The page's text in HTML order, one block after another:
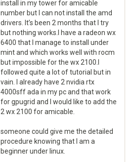
install in my tower for amicable
number but I can not install the amd
drivers. It’s been 2 months that I try
but nothing works.I have a radeon wx
6400 that I manage to install under
mint and which works well with rocm
but impossible for the wx 2100.I
followed quite a lot of tutorial but in
vain. I already have 2 nvidia rtx
4000sff ada in my pc and that work
for gpugrid and I would like to add the
2 wx 2100 for amicable.
someone could give me the detailed
procedure knowing that I am a
beginner under linux.